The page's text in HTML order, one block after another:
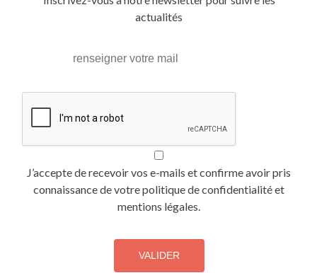
actualités
J’accepte de recevoir vos e-mails et confirme avoir pris
connaissance de votre politique de confidentialité et
mentions légales.